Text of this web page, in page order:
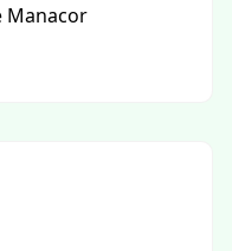
Manacor